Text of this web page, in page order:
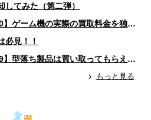
てみた（第二弾）
ーム機の実際の買取料金を独自調査！！
必見！！
品は買い取ってもらえる？（ゲームソフト編）
もっと見る